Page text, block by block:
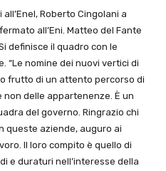
Roberto Cingolani a
all’Eni. Matteo del Fante
definisce il quadro con le
“Le nomine dei nuovi vertici di
frutto di un attento percorso di
delle appartenenze. È un
del governo. Ringrazio chi
queste aziende, auguro ai
Il loro compito è quello di
e duraturi nell’interesse della